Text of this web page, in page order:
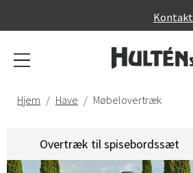
Kontakt
Hjem Have Møbelovertræk
Overtræk til spisebordssæt